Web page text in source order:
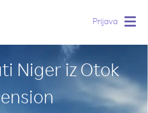
Prijava
Niger iz Otok